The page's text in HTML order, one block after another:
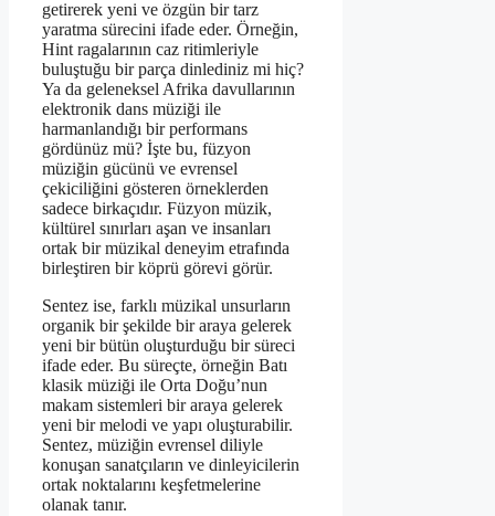
getirerek yeni ve özgün bir tarz
yaratma sürecini ifade eder. Örneğin,
Hint ragalarının caz ritimleriyle
buluştuğu bir parça dinlediniz mi hiç?
Ya da geleneksel Afrika davullarının
elektronik dans müziği ile
harmanlandığı bir performans
gördünüz mü? İşte bu, füzyon
müziğin gücünü ve evrensel
çekiciliğini gösteren örneklerden
sadece birkaçıdır. Füzyon müzik,
kültürel sınırları aşan ve insanları
ortak bir müzikal deneyim etrafında
birleştiren bir köprü görevi görür.
Sentez ise, farklı müzikal unsurların
organik bir şekilde bir araya gelerek
yeni bir bütün oluşturduğu bir süreci
ifade eder. Bu süreçte, örneğin Batı
klasik müziği ile Orta Doğu’nun
makam sistemleri bir araya gelerek
yeni bir melodi ve yapı oluşturabilir.
Sentez, müziğin evrensel diliyle
konuşan sanatçıların ve dinleyicilerin
ortak noktalarını keşfetmelerine
olanak tanır.